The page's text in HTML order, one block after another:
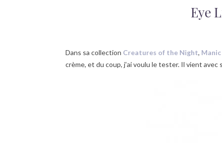
Eye
Dans sa collection Creatures of the Night,
crème, et du coup, j’ai voulu le tester. Il vient